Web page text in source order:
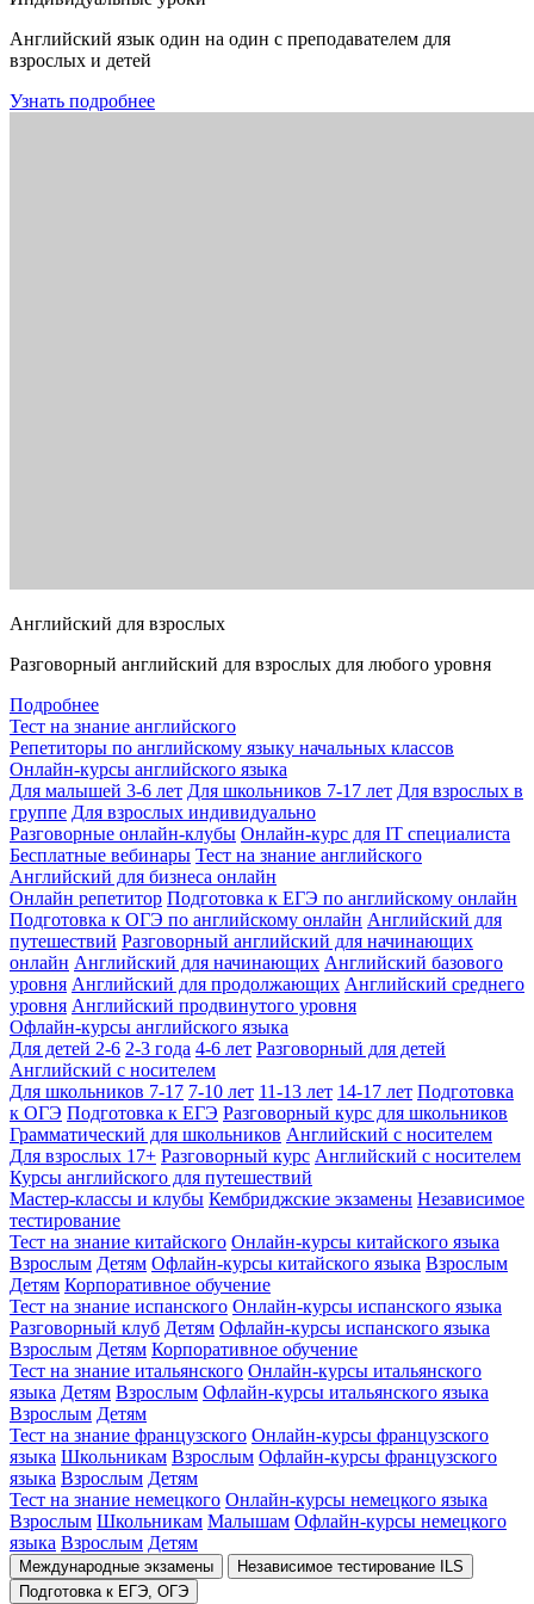
Английский язык один на один с преподавателем для
взрослых и детей
Узнать подробнее
Английский для взрослых
Разговорный английский для взрослых для любого уровня
Подробнее
Тест на знание английского
Репетиторы по английскому языку начальных классов
Онлайн-курсы английского языка
Для малышей 3-6 лет Для школьников 7-17 лет Для взрослых в
группе Для взрослых индивидуально
Разговорные онлайн-клубы Онлайн-курс для IT специалиста
Бесплатные вебинары Тест на знание английского
Английский для бизнеса онлайн
Онлайн репетитор Подготовка к ЕГЭ по английскому онлайн
Подготовка к ОГЭ по английскому онлайн Английский для
путешествий Разговорный английский для начинающих
онлайн Английский для начинающих Английский базового
уровня Английский для продолжающих Английский среднего
уровня Английский продвинутого уровня
Офлайн-курсы английского языка
Для детей 2-6 2-3 года 4-6 лет Разговорный для детей
Английский с носителем
Для школьников 7-17 7-10 лет 11-13 лет 14-17 лет Подготовка
к ОГЭ Подготовка к ЕГЭ Разговорный курс для школьников
Грамматический для школьников Английский с носителем
Для взрослых 17+ Разговорный курс Английский с носителем
Курсы английского для путешествий
Мастер-классы и клубы Кембриджские экзамены Независимое
тестирование
Тест на знание китайского Онлайн-курсы китайского языка
Взрослым Детям Офлайн-курсы китайского языка Взрослым
Детям Корпоративное обучение
Тест на знание испанского Онлайн-курсы испанского языка
Разговорный клуб Детям Офлайн-курсы испанского языка
Взрослым Детям Корпоративное обучение
Тест на знание итальянского Онлайн-курсы итальянского
языка Детям Взрослым Офлайн-курсы итальянского языка
Взрослым Детям
Тест на знание французского Онлайн-курсы французского
языка Школьникам Взрослым Офлайн-курсы французского
языка Взрослым Детям
Тест на знание немецкого Онлайн-курсы немецкого языка
Взрослым Школьникам Малышам Офлайн-курсы немецкого
языка Взрослым Детям
Международные экзамены
Независимое тестирование ILS
Подготовка к ЕГЭ, ОГЭ